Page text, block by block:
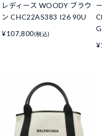
レディース WOODY ブラウ
ン CHC22AS383 I26 90U
¥107,800(税込)